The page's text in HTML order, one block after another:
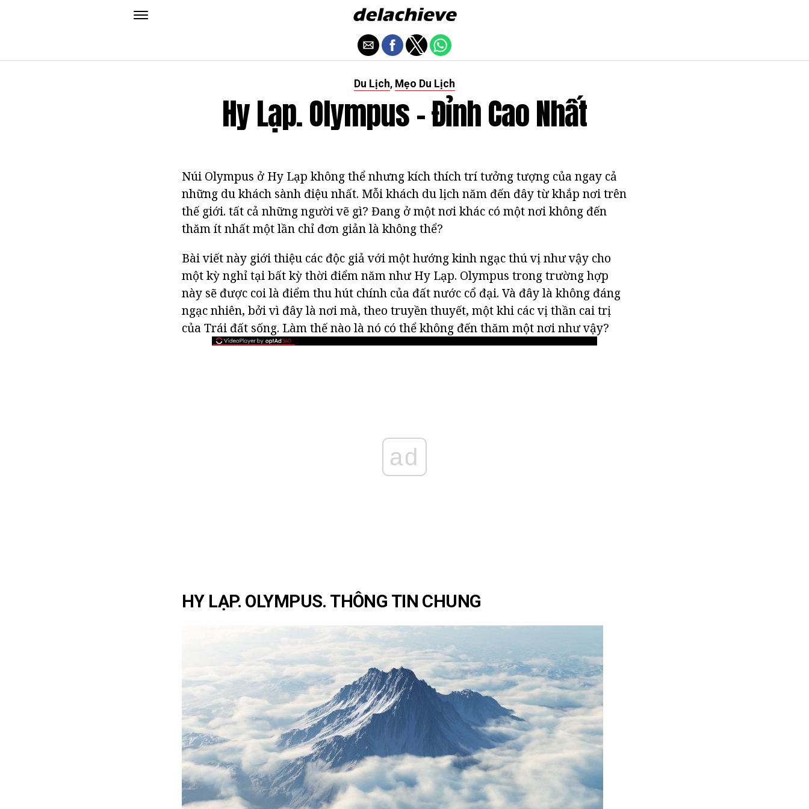
Du Lịch, Mẹo Du Lịch
Hy Lạp. Olympus - Đỉnh Cao Nhất
Núi Olympus ở Hy Lạp không thể nhưng kích thích trí tưởng tượng của ngay cả
những du khách sành điệu nhất. Mỗi khách du lịch năm đến đây từ khắp nơi trên
thế giới. tất cả những người vẽ gì? Đang ở một nơi khác có một nơi không đến
thăm ít nhất một lần chỉ đơn giản là không thể?
Bài viết này giới thiệu các độc giả với một hướng kinh ngạc thú vị như vậy cho
một kỳ nghỉ tại bất kỳ thời điểm năm như Hy Lạp. Olympus trong trường hợp
này sẽ được coi là điểm thu hút chính của đất nước cổ đại. Và đây là không đáng
ngạc nhiên, bởi vì đây là nơi mà, theo truyền thuyết, một khi các vị thần cai trị
của Trái đất sống. Làm thế nào là nó có thể không đến thăm một nơi như vậy?
ad
HY LẠP. OLYMPUS. THÔNG TIN CHUNG